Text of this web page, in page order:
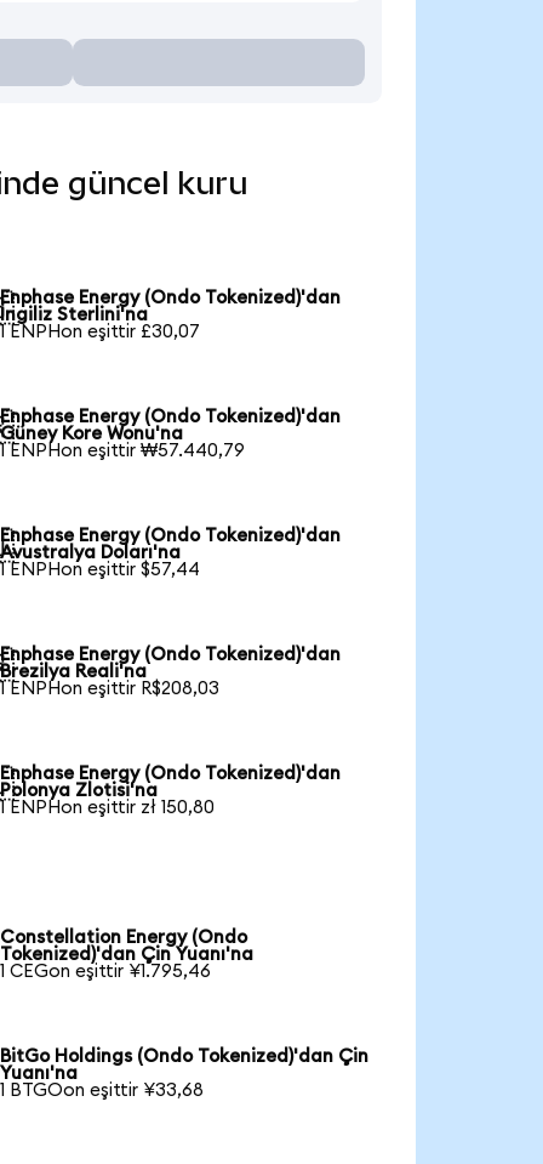
güncel kuru
Enphase Energy (Ondo Tokenized)'dan
İngiliz Sterlini'na
1 ENPHon eşittir £30,07
Enphase Energy (Ondo Tokenized)'dan
Güney Kore Wonu'na
1 ENPHon eşittir ₩57.440,79
Enphase Energy (Ondo Tokenized)'dan
Avustralya Doları'na
1 ENPHon eşittir $57,44
Enphase Energy (Ondo Tokenized)'dan
Brezilya Reali'na
1 ENPHon eşittir R$208,03
Enphase Energy (Ondo Tokenized)'dan
Polonya Zlotisi'na
1 ENPHon eşittir zł 150,80
Constellation Energy (Ondo
Tokenized)'dan Çin Yuanı'na
1 CEGon eşittir ¥1.795,46
BitGo Holdings (Ondo Tokenized)'dan Çin
Yuanı'na
1 BTGOon eşittir ¥33,68